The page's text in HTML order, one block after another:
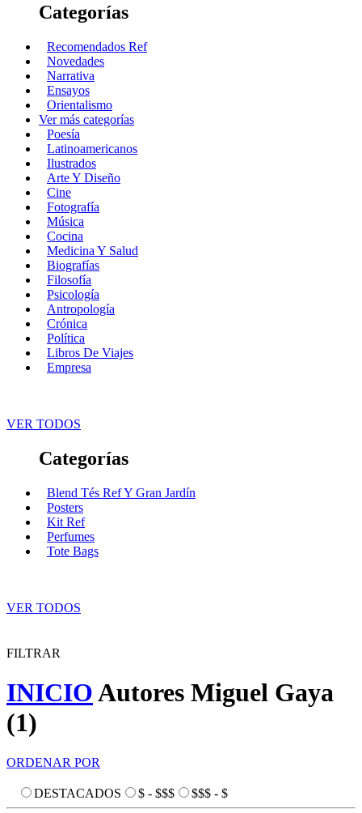
Categorías
Recomendados Ref
Novedades
Narrativa
Ensayos
Orientalismo
Ver más categorías
Poesía
Latinoamericanos
Ilustrados
Arte Y Diseño
Cine
Fotografía
Música
Cocina
Medicina Y Salud
Biografías
Filosofía
Psicología
Antropología
Crónica
Política
Libros De Viajes
Empresa
VER TODOS
Categorías
Blend Tés Ref Y Gran Jardín
Posters
Kit Ref
Perfumes
Tote Bags
VER TODOS
FILTRAR
INICIOAutores Miguel Gaya
(1)
ORDENAR POR
DESTACADOS $ - $$$ $$$ - $